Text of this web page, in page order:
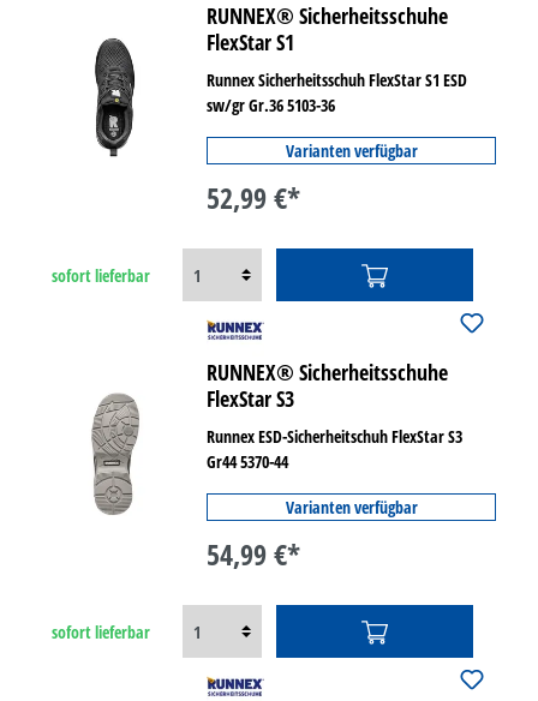
RUNNEX® Sicherheitsschuhe
FlexStar S1
Runnex Sicherheitsschuh FlexStar S1 ESD
sw/gr Gr.36 5103-36
Varianten verfügbar
52,99 €*
sofort lieferbar
RUNNEX® Sicherheitsschuhe
FlexStar S3
Runnex ESD-Sicherheitschuh FlexStar S3
Gr44 5370-44
Varianten verfügbar
54,99 €*
sofort lieferbar